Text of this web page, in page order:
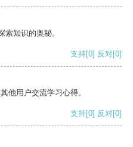
知识的奥秘。
支持[0] 反对[0]
他用户交流学习心得。
支持[0] 反对[0]